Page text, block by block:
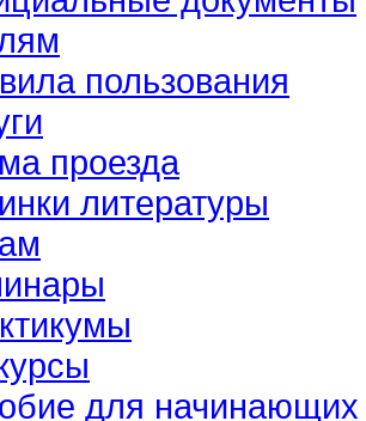
пользования
проезда
литературы
для начинающих